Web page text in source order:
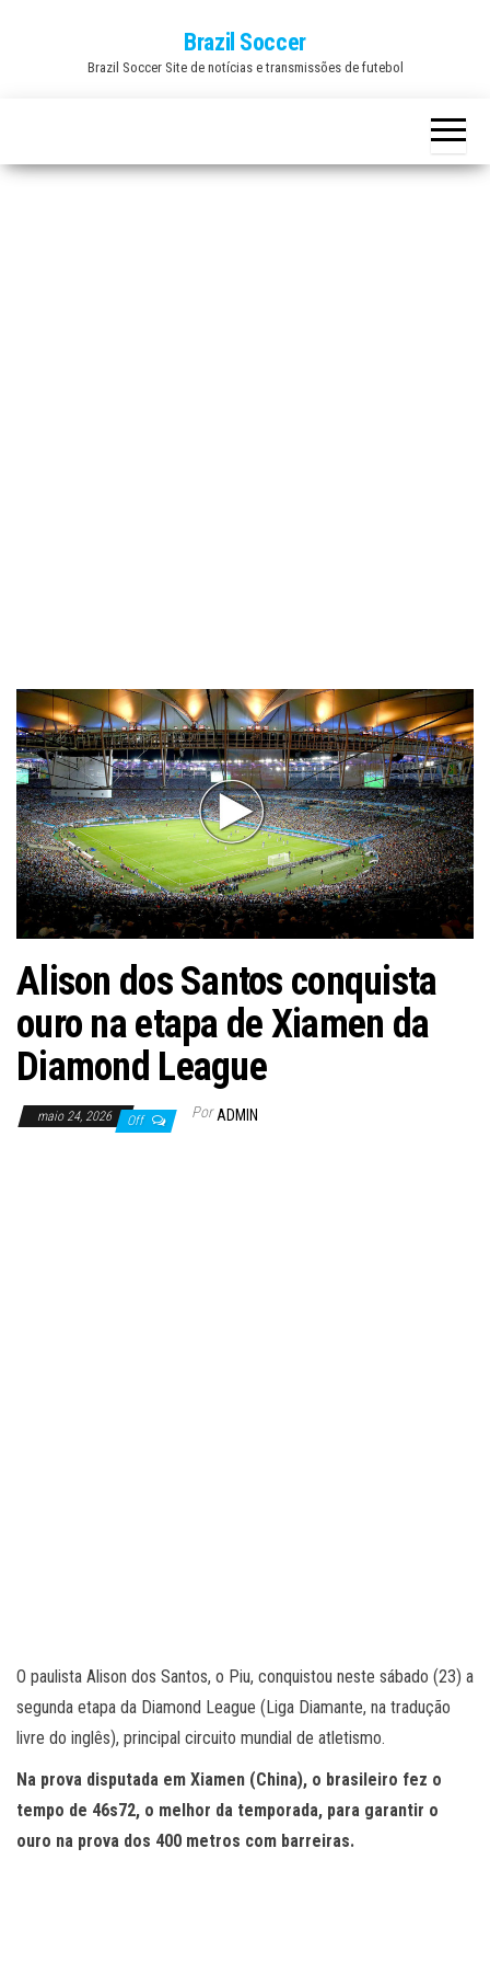
Brazil Soccer
Brazil Soccer Site de notícias e transmissões de futebol
Alison dos Santos conquista
ouro na etapa de Xiamen da
Diamond League
maio 24, 2026 Off Por ADMIN
O paulista Alison dos Santos, o Piu, conquistou neste sábado (23) a
segunda etapa da Diamond League (Liga Diamante, na tradução
livre do inglês), principal circuito mundial de atletismo.
Na prova disputada em Xiamen (China), o brasileiro fez o
tempo de 46s72, o melhor da temporada, para garantir o
ouro na prova dos 400 metros com barreiras.